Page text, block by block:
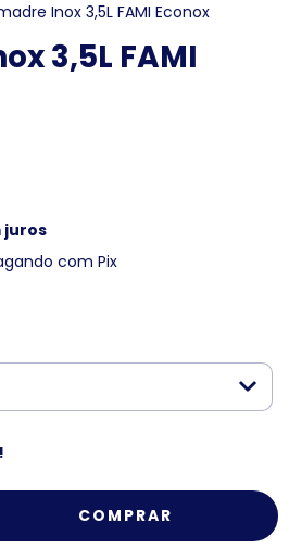
Inox 3,5L FAMI Econox
3,5L FAMI
juros
com Pix